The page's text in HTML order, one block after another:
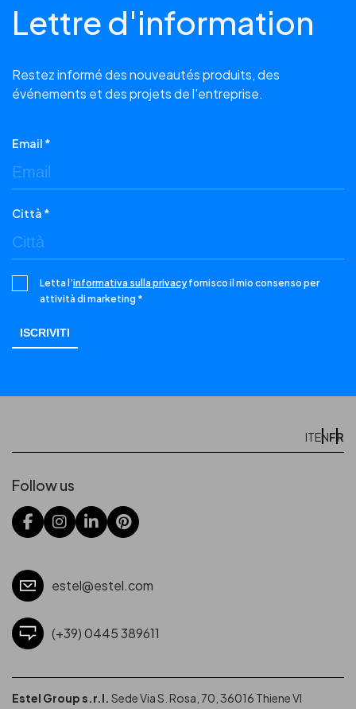
Lettre d'information
Restez informé des nouveautés produits, des
événements et des projets de l'entreprise.
Email *
Città *
Letta l’informativa sulla privacy fornisco il mio consenso per
attività di marketing *
ITENFR
Follow us
estel@estel.com
(+39) 0445 389611
Estel Group s.r.l. Sede Via S. Rosa, 70, 36016 Thiene VI